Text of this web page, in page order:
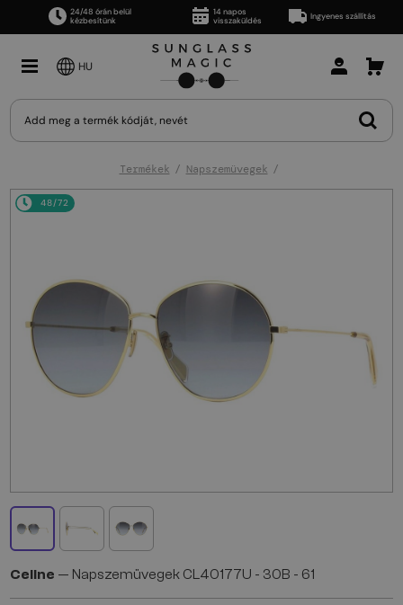
24/48 órán belül
kézbesítünk
14 napos
visszaküldés
Ingyenes szállítás
HU
Termékek Napszemüvegek
48/72
Celine — Napszemüvegek CL40177U - 30B - 61